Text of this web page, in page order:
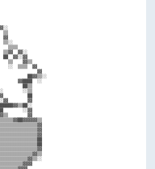
░░░░▓▓░░
▒▒░░  ▒▒░░
██░░    ██
██
▓▓
▓▓▓▓░░
▓▓  ▒▒
▓▓  ▓▓
░░  ▒▒░░
▒▒    ▒▒▒▒
░░▒▒  ▒▒▓▓  ▓▓░░
██  ██  ▓▓░░▓▓
██    ▒▒    ▓▓▒▒
▓▓    ░░  ▒▒▒▒  ▓▓
██                ▓▓
░░▓▓            ██▓▓▒▒░░
░░▓▓        ▓▓████  ░░
██          ██▒▒
▓▓        ░░░░        ░░▒▒
▓▓▓▓          ▓▓          ██
██░░    ░░░░  ░░▓▓        ▓▓
▓▓░░▓▓  ██████▓▓▒▒██░░
▒▒░░██        ░░▓▓
▓▓
▒▒▒▒▒▒▒▒▓▓██▓▓▓▓▓▓▒▒
▓▓  ▓▓▒▒▒▒▒▒▒▒▒▒▒▒▒▒▒▒▓▓